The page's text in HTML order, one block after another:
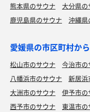
熊本県のサウナ
大分県の
鹿児島県のサウナ
沖縄県
愛媛県の市区町村か
松山市のサウナ 今治市の
八幡浜市のサウナ
新居浜
大洲市のサウナ
伊予市の
西予市のサウナ
東温市の